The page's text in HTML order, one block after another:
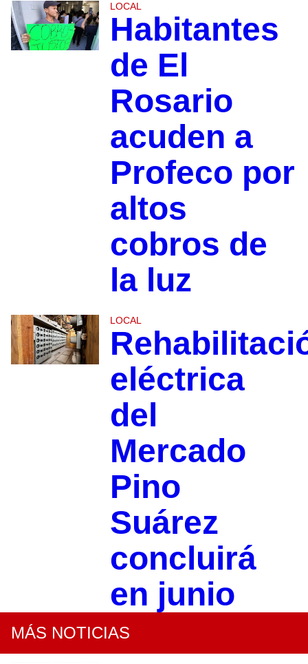
LOCAL
Habitantes
de El
Rosario
acuden a
Profeco por
altos
cobros de
la luz
LOCAL
eléctrica
del
Mercado
Pino
Suárez
concluirá
en junio
MÁS NOTICIAS